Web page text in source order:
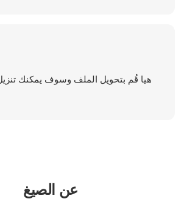
هيا قُم بتحويل الملف وسوف يمكنك
عن الصيغ